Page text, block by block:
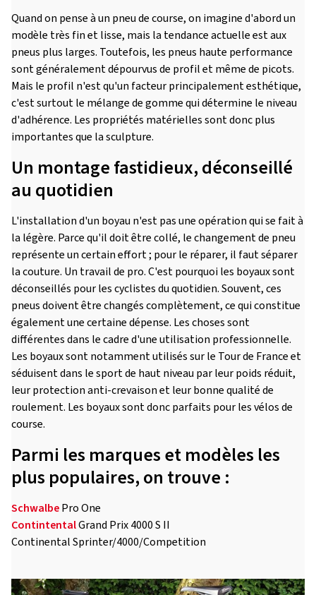
Quand on pense à un pneu de course, on imagine d'abord un
modèle très fin et lisse, mais la tendance actuelle est aux
pneus plus larges. Toutefois, les pneus haute performance
sont généralement dépourvus de profil et même de picots.
Mais le profil n'est qu'un facteur principalement esthétique,
c'est surtout le mélange de gomme qui détermine le niveau
d'adhérence. Les propriétés matérielles sont donc plus
importantes que la sculpture.
Un montage fastidieux, déconseillé
au quotidien
L'installation d'un boyau n'est pas une opération qui se fait à
la légère. Parce qu'il doit être collé, le changement de pneu
représente un certain effort ; pour le réparer, il faut séparer
la couture. Un travail de pro. C'est pourquoi les boyaux sont
déconseillés pour les cyclistes du quotidien. Souvent, ces
pneus doivent être changés complètement, ce qui constitue
également une certaine dépense. Les choses sont
différentes dans le cadre d'une utilisation professionnelle.
Les boyaux sont notamment utilisés sur le Tour de France et
séduisent dans le sport de haut niveau par leur poids réduit,
leur protection anti-crevaison et leur bonne qualité de
roulement. Les boyaux sont donc parfaits pour les vélos de
course.
Parmi les marques et modèles les
plus populaires, on trouve :
SchwalbePro One
ContintentalGrand Prix 4000 S II
Continental Sprinter/4000/Competition